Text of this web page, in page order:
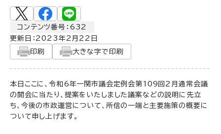
コンテンツ番号：632
更新日： 2023年2月22日
印刷
大きな字で印刷
本日ここに、令和6年一関市議会定例会第109回2月通常会議
の開会に当たり、提案をいたしました議案などの説明に先立
ち、今後の市政運営について、所信の一端と主要施策の概要に
ついて申し上げます。